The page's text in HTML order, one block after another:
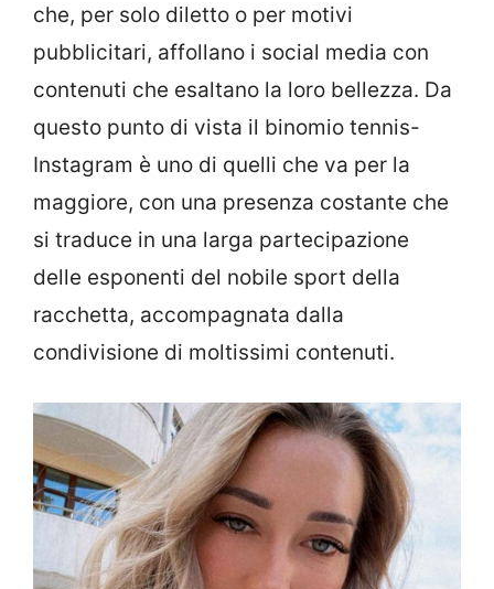
che, per solo diletto o per motivi
pubblicitari, affollano i social media con
contenuti che esaltano la loro bellezza. Da
questo punto di vista il binomio tennis-
Instagram è uno di quelli che va per la
maggiore, con una presenza costante che
si traduce in una larga partecipazione
delle esponenti del nobile sport della
racchetta, accompagnata dalla
condivisione di moltissimi contenuti.